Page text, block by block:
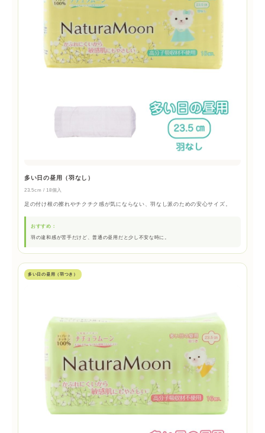
多い日の昼用（羽なし）
23.5cm / 18個入
足の付け根の擦れやチクチク感が気にならない、羽なし派のための安心サイズ。
おすすめ：
羽の違和感が苦手だけど、普通の昼用だと少し不安な時に。
多い日の昼用（羽つき）